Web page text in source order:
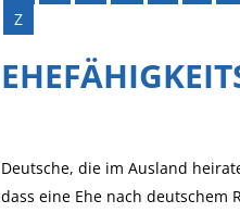
Z
Deutsche, die im Ausland
dass eine Ehe nach deutschem